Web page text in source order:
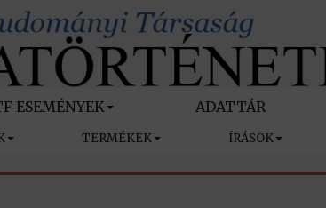
ESEMÉNYEK ADATTÁR
TERMÉKEK ÍRÁSOK